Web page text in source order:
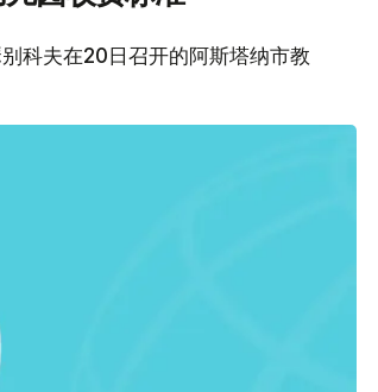
科夫在20日召开的阿斯塔纳市教